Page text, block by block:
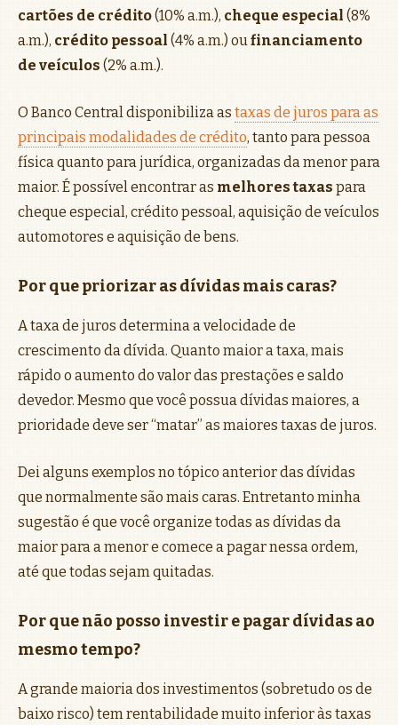
cartões de crédito(10% a.m.), cheque especial (8%
a.m.), crédito pessoal (4% a.m.) oufinanciamento
de veículos (2% a.m.).
O Banco Central disponibiliza as taxas de juros para as
principais modalidades de crédito, tanto para pessoa
física quanto para jurídica, organizadas da menor para
maior. É possível encontrar as melhores taxas para
cheque especial, crédito pessoal, aquisição de veículos
automotores e aquisição de bens.
Por que priorizar as dívidas mais caras?
A taxa de juros determina a velocidade de
crescimento da dívida. Quanto maior a taxa, mais
rápido o aumento do valor das prestações e saldo
devedor. Mesmo que você possua dívidas maiores, a
prioridade deve ser “matar” as maiores taxas de juros.
Dei alguns exemplos no tópico anterior das dívidas
que normalmente são mais caras. Entretanto minha
sugestão é que você organize todas as dívidas da
maior para a menor e comece a pagar nessa ordem,
até que todas sejam quitadas.
Por que não posso investir e pagar dívidas ao
mesmo tempo?
A grande maioria dos investimentos (sobretudo os de
baixo risco) tem rentabilidade muito inferior às taxas